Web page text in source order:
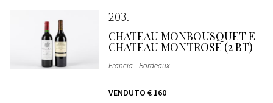
203
CHATEAU MONBOUSQUET E
CHATEAU MONTROSE (2 BT)
Francia - Bordeaux
VENDUTO € 160